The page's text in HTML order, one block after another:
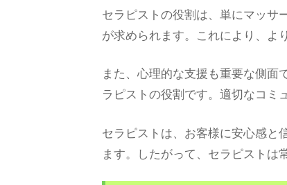
セラピストの役割は、単にマッサ
が求められます。これにより、よ
また、心理的な支援も重要な側
ラピストの役割です。適切なコミ
セラピストは、お客様に安心感と
ます。したがって、セラピストは